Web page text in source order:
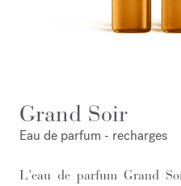
Grand Soir
Eau de parfum - recharges
L'eau de parfum Grand